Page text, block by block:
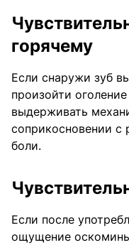
горячему
Если снаружи зуб
произойти
выдерживать
соприкосновении с
боли.
Если после
ощущение